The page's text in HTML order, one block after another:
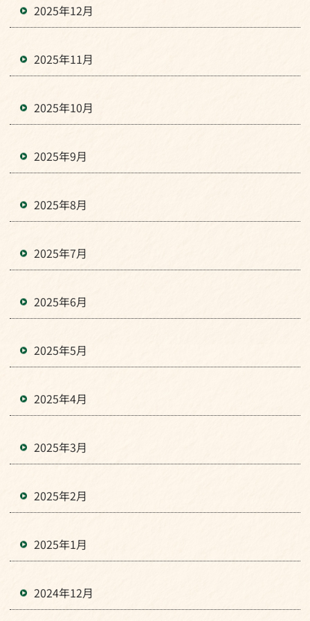
2025年12月
2025年11月
2025年10月
2025年9月
2025年8月
2025年7月
2025年6月
2025年5月
2025年4月
2025年3月
2025年2月
2025年1月
2024年12月